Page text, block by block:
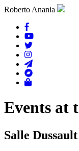
Roberto Anania
Events at
Salle Dussault